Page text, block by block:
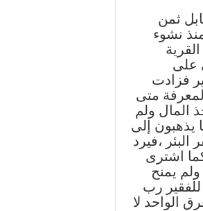
ثمن
نشوء
على
فزادت
لمعرفة متى
المال ولم
يذهبون إلى
،فيرد
اشترى
يمنح
رب
الواحد لا